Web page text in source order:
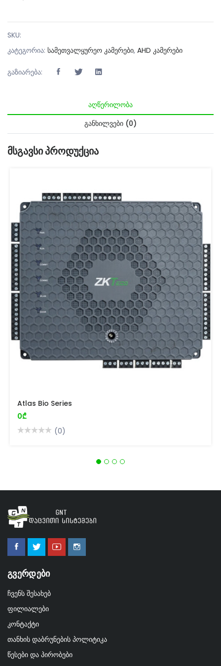
SKU:
კატეგორია: სამეთვალყურეო კამერები, AHD კამერები
გაზიარება:
ᲐᲦᲬᲔᲠᲘᲚᲝᲑᲐ
ᲒᲐᲜᲮᲘᲚᲕᲔᲑᲘ (0)
Მსგავსი Პროდუქცია
Atlas Bio Series
0₾
(0)
Გვერდები
ჩვენს შესახებ
ფილიალები
კონტაქტი
თანხის დაბრუნების პოლიტიკა
წესები და პირობები